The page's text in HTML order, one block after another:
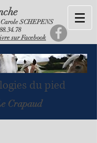
SCHEPENS
sur Facebook
du pied
Crapaud